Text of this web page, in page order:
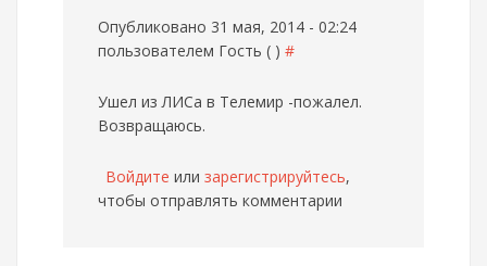
Опубликовано 31 мая, 2014 - 02:24
пользователем Гость ( ) #
Ушел из ЛИСа в Телемир -пожалел.
Возвращаюсь.
Войдите или зарегистрируйтесь,
чтобы отправлять комментарии